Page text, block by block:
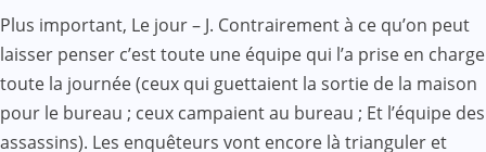
Plus important, Le jour – J. Contrairement à ce qu’on peut
laisser penser c’est toute une équipe qui l’a prise en charge
toute la journée (ceux qui guettaient la sortie de la maison
pour le bureau ; ceux campaient au bureau ; Et l’équipe des
assassins). Les enquêteurs vont encore là trianguler et